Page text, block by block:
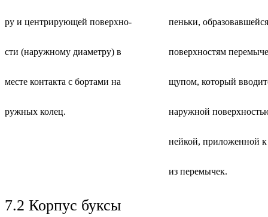
ру и центрирующей поверхно- пеньки,
сти (наружному диаметру) в поверхностям
месте контакта с бортами на щупом, который
ружных колец. наружной
нейкой, приложенной
из перемычек.
7.2 Корпус буксы